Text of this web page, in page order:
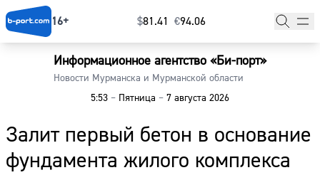
16+ $⁠81.41 €⁠94.06
Информационное агентство «Би-порт»
Новости Мурманска и Мурманской области
5:53 – Пятница – 7 августа 2026
Залит первый бетон в основание
фундамента жилого комплекса
Главная
Наши гости